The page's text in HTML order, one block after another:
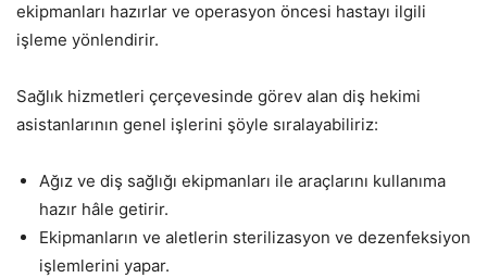
ekipmanları hazırlar ve operasyon öncesi hastayı ilgili
işleme yönlendirir.
Sağlık hizmetleri çerçevesinde görev alan diş hekimi
asistanlarının genel işlerini şöyle sıralayabiliriz:
Ağız ve diş sağlığı ekipmanları ile araçlarını kullanıma
hazır hâle getirir.
Ekipmanların ve aletlerin sterilizasyon ve dezenfeksiyon
işlemlerini yapar.